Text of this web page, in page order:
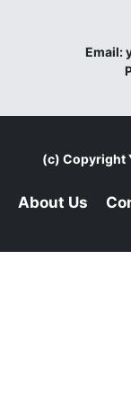
Email:
(c) Copyright
About Us